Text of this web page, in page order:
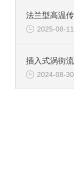
2025-08-11
2024-08-30